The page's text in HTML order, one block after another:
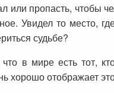
или пропасть,
Увидел то место,
судьбе?
в мире есть тот,
хорошо отображает